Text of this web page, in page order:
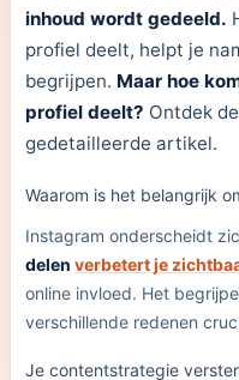
inhoud wordt gedeeld.
profiel deelt, helpt je
begrijpen. Maar hoe
profiel deelt? Ontdek
gedetailleerde artikel.
Waarom is het belangrijk
Instagram onderscheidt
delen verbetert je
online invloed. Het
verschillende redenen
Je contentstrategie